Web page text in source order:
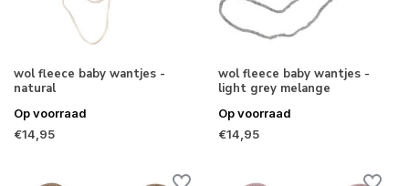
wol fleece baby wantjes -
natural
Op voorraad
€14,95
wol fleece baby wantjes -
light grey melange
Op voorraad
€14,95